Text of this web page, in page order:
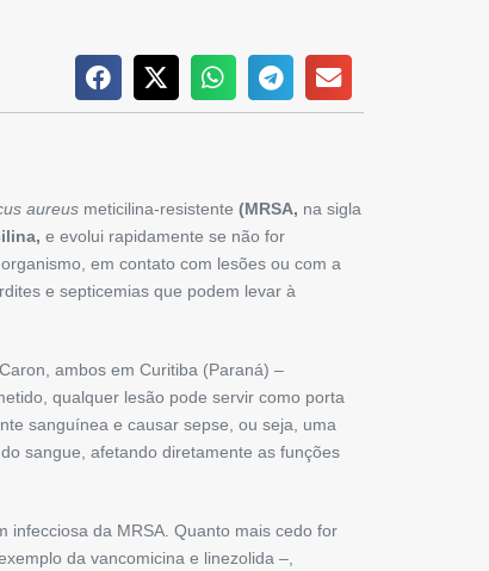
aureusmeticilina-resistente (MRSA, na sigla
e evolui rapidamente se não for
em contato com lesões ou com a
e septicemias que podem levar à
ambos em Curitiba (Paraná) –
qualquer lesão pode servir como porta
sanguínea e causar sepse, ou seja, uma
sangue, afetando diretamente as funções
infecciosa da MRSA. Quanto mais cedo for
da vancomicina e linezolida –,